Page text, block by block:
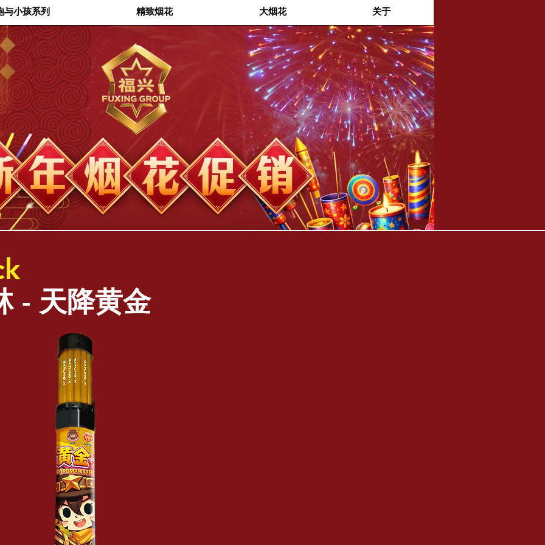
与小孩系列 精致烟花 大烟花 关于
- 天降黄金